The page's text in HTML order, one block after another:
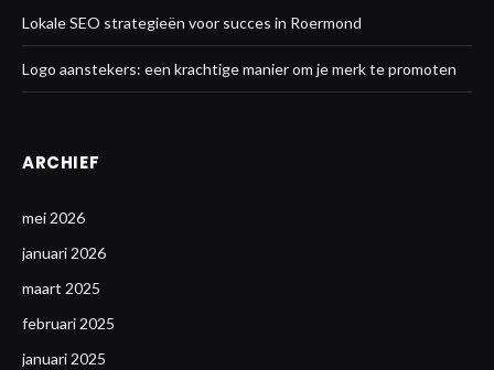
Lokale SEO strategieën voor succes in Roermond
Logo aanstekers: een krachtige manier om je merk te promoten
ARCHIEF
mei 2026
januari 2026
maart 2025
februari 2025
januari 2025